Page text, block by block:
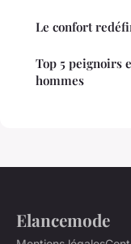
Le confort
Top 5 peignoirs
hommes
Elancemode